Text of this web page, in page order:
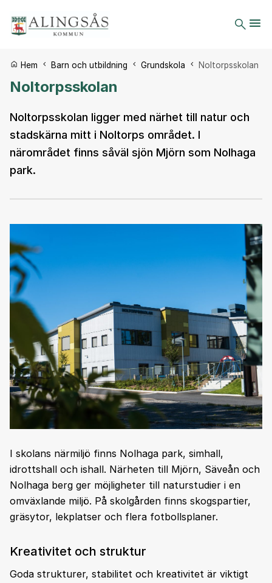
Du är här:
Hem Barn och utbildning Grundskola Noltorpsskolan
Noltorpsskolan
Noltorpsskolan ligger med närhet till natur och
stadskärna mitt i Noltorps området. I
närområdet finns såväl sjön Mjörn som Nolhaga
park.
I skolans närmiljö finns Nolhaga park, simhall,
idrottshall och ishall. Närheten till Mjörn, Säveån och
Nolhaga berg ger möjligheter till naturstudier i en
omväxlande miljö. På skolgården finns skogspartier,
gräsytor, lekplatser och flera fotbollsplaner.
Kreativitet och struktur
Goda strukturer, stabilitet och kreativitet är viktigt